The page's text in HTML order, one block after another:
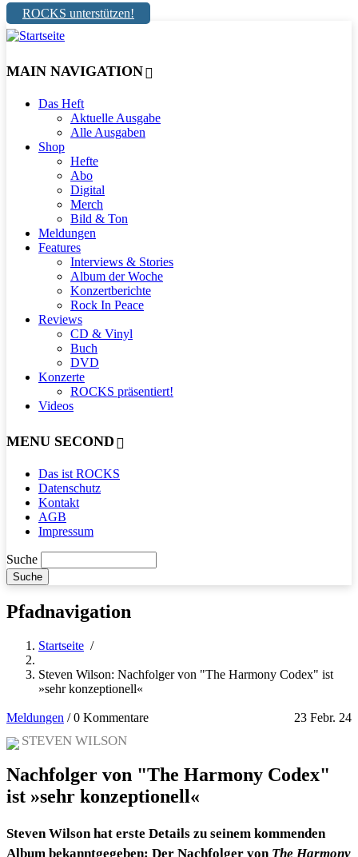
ROCKS unterstützen!
MAIN NAVIGATION
Das Heft
Aktuelle Ausgabe
Alle Ausgaben
Shop
Hefte
Abo
Digital
Merch
Bild & Ton
Meldungen
Features
Interviews & Stories
Album der Woche
Konzertberichte
Rock In Peace
Reviews
CD & Vinyl
Buch
DVD
Konzerte
ROCKS präsentiert!
Videos
MENU SECOND
Das ist ROCKS
Datenschutz
Kontakt
AGB
Impressum
Suche
Pfadnavigation
Startseite /
Steven Wilson: Nachfolger von "The Harmony Codex" ist
»sehr konzeptionell«
Meldungen 23 Febr. 24
/0 Kommentare
STEVEN WILSON
Nachfolger von "The Harmony Codex"
ist »sehr konzeptionell«
Steven Wilson hat erste Details zu seinem kommenden
Album bekanntgegeben: Der Nachfolger von The Harmony